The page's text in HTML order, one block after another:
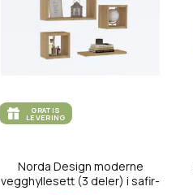
GRATIS
LEVERING
Norda Design moderne
vegghyllesett (3 deler) i safir-